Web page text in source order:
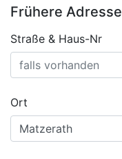
Frühere Adresse
Straße & Haus-Nr
Ort